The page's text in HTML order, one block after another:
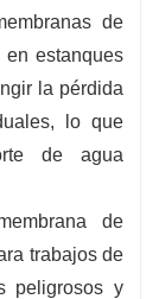
de
estanques
la pérdida
lo que
de agua
de
trabajos de
peligrosos y